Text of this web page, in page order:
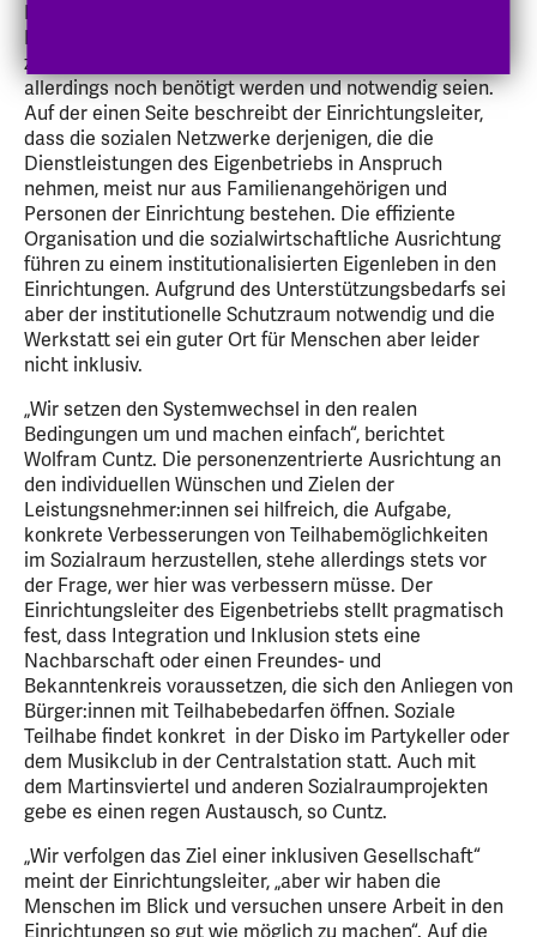
Herr Cuntz berichtet aus der Perspektive von ‚Sonder-
Einrichtungen‘, die eigentlich aufgelöst werden sollten,
zum aktuellen Zeitpunkt der Stadtentwicklung
allerdings noch benötigt werden und notwendig seien.
Auf der einen Seite beschreibt der Einrichtungsleiter,
dass die sozialen Netzwerke derjenigen, die die
Dienstleistungen des Eigenbetriebs in Anspruch
nehmen, meist nur aus Familienangehörigen und
Personen der Einrichtung bestehen. Die effiziente
Organisation und die sozialwirtschaftliche Ausrichtung
führen zu einem institutionalisierten Eigenleben in den
Einrichtungen. Aufgrund des Unterstützungsbedarfs sei
aber der institutionelle Schutzraum notwendig und die
Werkstatt sei ein guter Ort für Menschen aber leider
nicht inklusiv.
„Wir setzen den Systemwechsel in den realen
Bedingungen um und machen einfach“, berichtet
Wolfram Cuntz. Die personenzentrierte Ausrichtung an
den individuellen Wünschen und Zielen der
Leistungsnehmer:innen sei hilfreich, die Aufgabe,
konkrete Verbesserungen von Teilhabemöglichkeiten
im Sozialraum herzustellen, stehe allerdings stets vor
der Frage, wer hier was verbessern müsse. Der
Einrichtungsleiter des Eigenbetriebs stellt pragmatisch
fest, dass Integration und Inklusion stets eine
Nachbarschaft oder einen Freundes- und
Bekanntenkreis voraussetzen, die sich den Anliegen von
Bürger:innen mit Teilhabebedarfen öffnen. Soziale
Teilhabe findet konkret in der Disko im Partykeller oder
dem Musikclub in der Centralstation statt. Auch mit
dem Martinsviertel und anderen Sozialraumprojekten
gebe es einen regen Austausch, so Cuntz.
„Wir verfolgen das Ziel einer inklusiven Gesellschaft“
meint der Einrichtungsleiter, „aber wir haben die
Menschen im Blick und versuchen unsere Arbeit in den